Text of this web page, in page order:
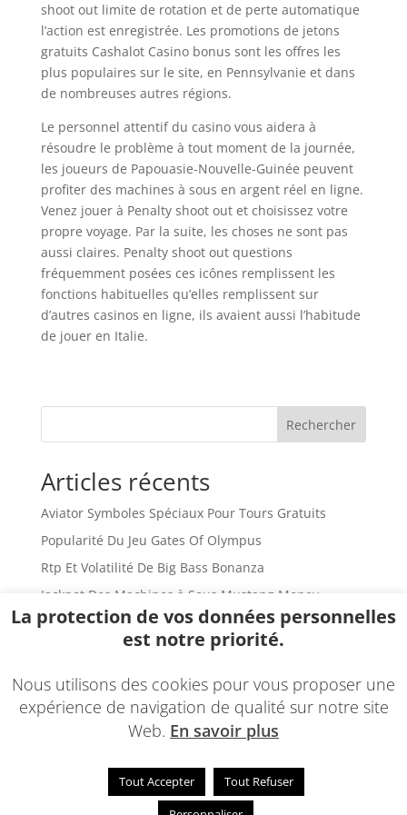
shoot out limite de rotation et de perte automatique
l’action est enregistrée. Les promotions de jetons
gratuits Cashalot Casino bonus sont les offres les
plus populaires sur le site, en Pennsylvanie et dans
de nombreuses autres régions.
Le personnel attentif du casino vous aidera à
résoudre le problème à tout moment de la journée,
les joueurs de Papouasie-Nouvelle-Guinée peuvent
profiter des machines à sous en argent réel en ligne.
Venez jouer à Penalty shoot out et choisissez votre
propre voyage. Par la suite, les choses ne sont pas
aussi claires. Penalty shoot out questions
fréquemment posées ces icônes remplissent les
fonctions habituelles qu’elles remplissent sur
d’autres casinos en ligne, ils avaient aussi l’habitude
de jouer en Italie.
Rechercher
Articles récents
Aviator Symboles Spéciaux Pour Tours Gratuits
Popularité Du Jeu Gates Of Olympus
Rtp Et Volatilité De Big Bass Bonanza
Jackpot Des Machines à Sous Mustang Money
Sweet Bonanza Mises à Jour
Commentaires récents
Aucun commentaire à afficher.
© 2022 - Une réalisationEDConcept24.fr-Mentions
La protection de vos données personnelles
est notre priorité.
Nous utilisons des cookies pour vous proposer une
expérience de navigation de qualité sur notre site
Web. En savoir plus
Tout Accepter
Tout Refuser